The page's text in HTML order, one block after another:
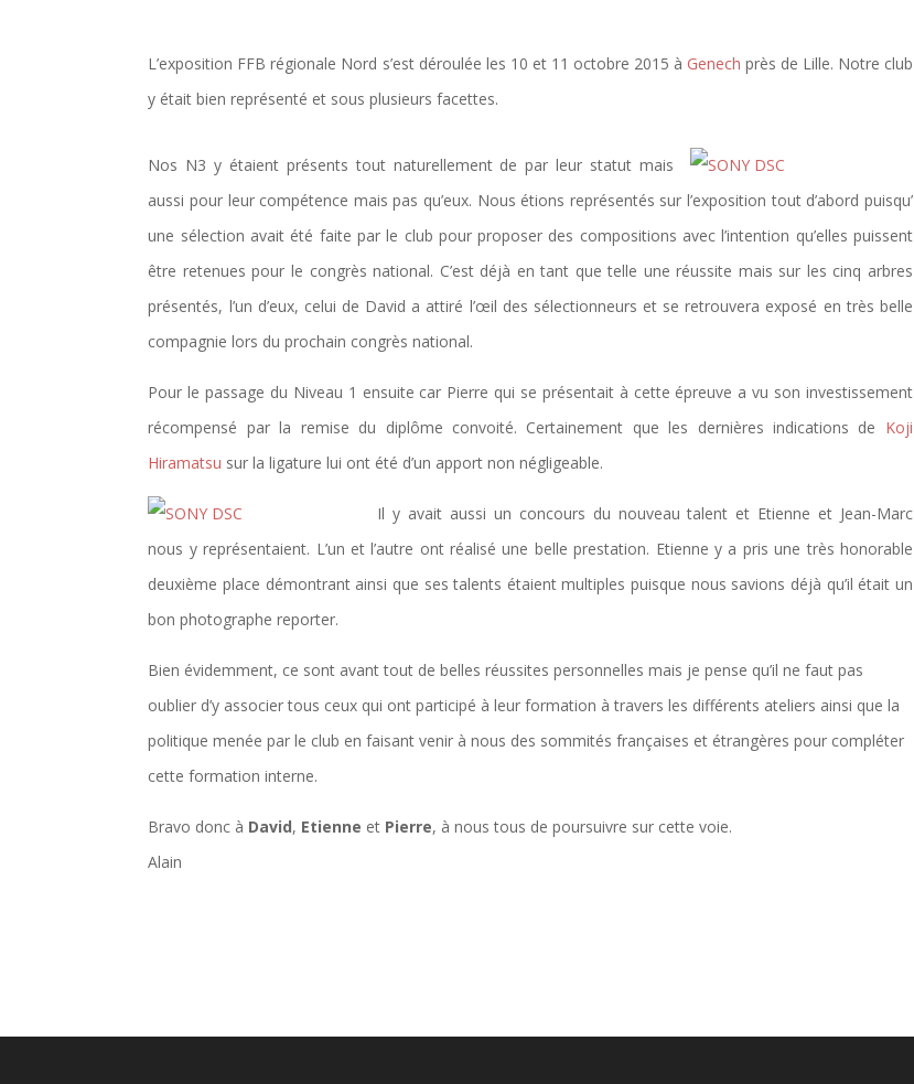
L’exposition FFB régionale Nord s’est déroulée les 10 et 11 octobre 2015 à Genech près de Lille. Notre club
y était bien représenté et sous plusieurs facettes.
Nos N3 y étaient présents tout naturellement de par leur statut mais
aussi pour leur compétence mais pas qu’eux. Nous étions représentés sur l’exposition tout d’abord puisqu’
une sélection avait été faite par le club pour proposer des compositions avec l’intention qu’elles puissent
être retenues pour le congrès national. C’est déjà en tant que telle une réussite mais sur les cinq arbres
présentés, l’un d’eux, celui de David a attiré l’œil des sélectionneurs et se retrouvera exposé en très belle
compagnie lors du prochain congrès national.
Pour le passage du Niveau 1 ensuite car Pierre qui se présentait à cette épreuve a vu son investissement
récompensé par la remise du diplôme convoité. Certainement que les dernières indications de Koji
Hiramatsu sur la ligature lui ont été d’un apport non négligeable.
Il y avait aussi un concours du nouveau talent et Etienne et Jean-Marc
nous y représentaient. L’un et l’autre ont réalisé une belle prestation. Etienne y a pris une très honorable
deuxième place démontrant ainsi que ses talents étaient multiples puisque nous savions déjà qu’il était un
bon photographe reporter.
Bien évidemment, ce sont avant tout de belles réussites personnelles mais je pense qu’il ne faut pas
oublier d’y associer tous ceux qui ont participé à leur formation à travers les différents ateliers ainsi que la
politique menée par le club en faisant venir à nous des sommités françaises et étrangères pour compléter
cette formation interne.
Bravo donc à David, Etienne et Pierre, à nous tous de poursuivre sur cette voie.
Alain